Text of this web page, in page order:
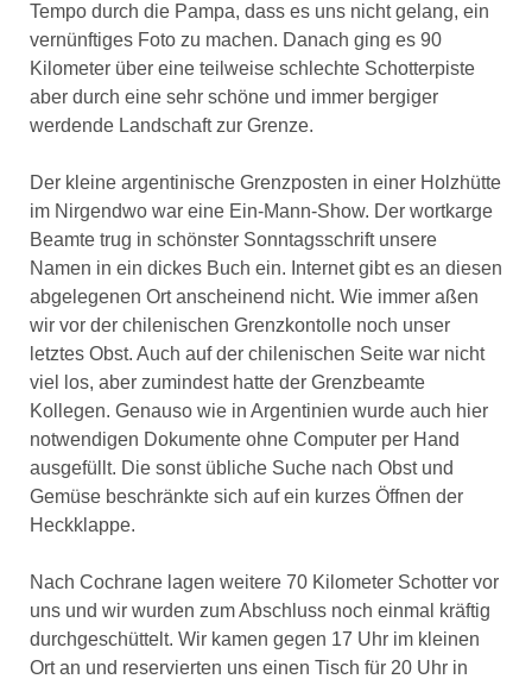
Tempo durch die Pampa, dass es uns nicht gelang, ein
vernünftiges Foto zu machen. Danach ging es 90
Kilometer über eine teilweise schlechte Schotterpiste
aber durch eine sehr schöne und immer bergiger
werdende Landschaft zur Grenze.
Der kleine argentinische Grenzposten in einer Holzhütte
im Nirgendwo war eine Ein-Mann-Show. Der wortkarge
Beamte trug in schönster Sonntagsschrift unsere
Namen in ein dickes Buch ein. Internet gibt es an diesen
abgelegenen Ort anscheinend nicht. Wie immer aßen
wir vor der chilenischen Grenzkontolle noch unser
letztes Obst. Auch auf der chilenischen Seite war nicht
viel los, aber zumindest hatte der Grenzbeamte
Kollegen. Genauso wie in Argentinien wurde auch hier
notwendigen Dokumente ohne Computer per Hand
ausgefüllt. Die sonst übliche Suche nach Obst und
Gemüse beschränkte sich auf ein kurzes Öffnen der
Heckklappe.
Nach Cochrane lagen weitere 70 Kilometer Schotter vor
uns und wir wurden zum Abschluss noch einmal kräftig
durchgeschüttelt. Wir kamen gegen 17 Uhr im kleinen
Ort an und reservierten uns einen Tisch für 20 Uhr in